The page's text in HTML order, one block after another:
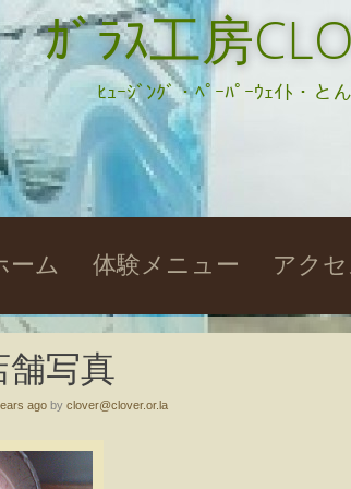
ｶﾞﾗｽ工房
ﾋｭｰｼﾞﾝｸﾞ・ﾍﾟｰﾊﾟｰｳｪｲﾄ・と
ーム 体験メニュー アク
舗写真
agoby clover@clover.or.la